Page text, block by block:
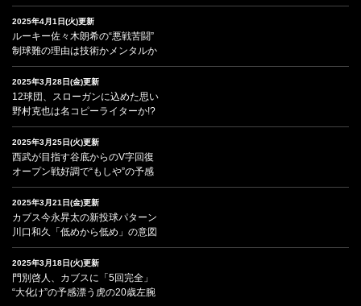
2025年4月1日(火)更新
ルーキー佐々木朗希の“悪戦苦闘”
制球難の理由は技術かメンタルか
2025年3月28日(金)更新
12球団、スローガンに込めた思い
野村克也は名コピーライターか!?
2025年3月25日(火)更新
西武が目指す谷底からのV字回復
オープン戦好調で“もしや”の予感
2025年3月21日(金)更新
カブス今永昇太の新投球パターン
川口和久「低めから低め」の意図
2025年3月18日(火)更新
門別啓人、カブスに「5回完全」
“大化け”の予感漂う虎の20歳左腕